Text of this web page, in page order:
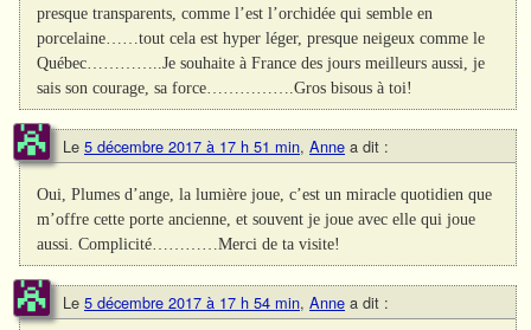
presque transparents, comme l’est l’orchidée qui semble en
porcelaine……tout cela est hyper léger, presque neigeux comme le
Québec…………..Je souhaite à France des jours meilleurs aussi, je
sais son courage, sa force…………….Gros bisous à toi!
Le 5 décembre 2017 à 17 h 51 min, Anne a dit :
Oui, Plumes d’ange, la lumière joue, c’est un miracle quotidien que
m’offre cette porte ancienne, et souvent je joue avec elle qui joue
aussi. Complicité…………Merci de ta visite!
Le 5 décembre 2017 à 17 h 54 min, Anne a dit :